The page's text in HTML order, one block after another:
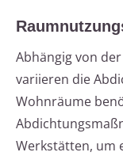
Abhängig von
variieren die
Wohnräume
Werkstätten, um